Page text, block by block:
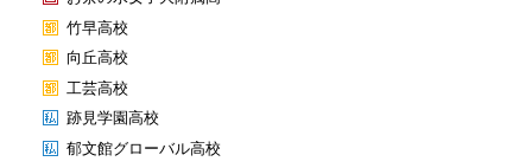
竹早高校
向丘高校
工芸高校
跡見学園高校
郁文館グローバル高校